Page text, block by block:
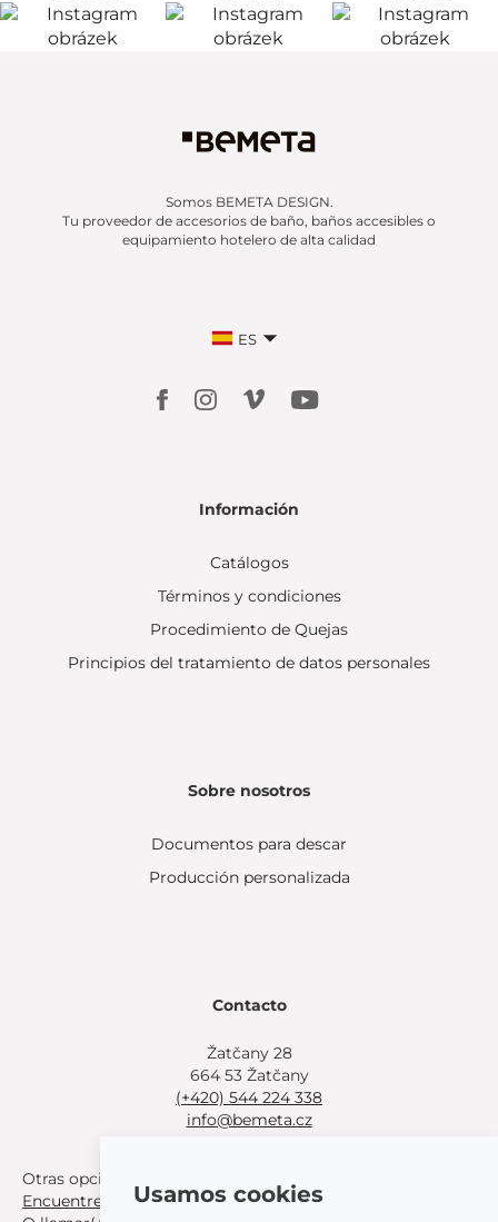
Somos BEMETA DESIGN.
Tu proveedor de accesorios de baño, baños accesibles o
equipamiento hotelero de alta calidad
ES
Información
Catálogos
Términos y condiciones
Procedimiento de Quejas
Principios del tratamiento de datos personales
Sobre nosotros
Documentos para descar
Producción personalizada
Contacto
Žatčany 28
664 53 Žatčany
(+420) 544 224 338
info@bemeta.cz
Otras opciones de compra:
Encuentre un distribuidor cerca de usted
Usamos cookies